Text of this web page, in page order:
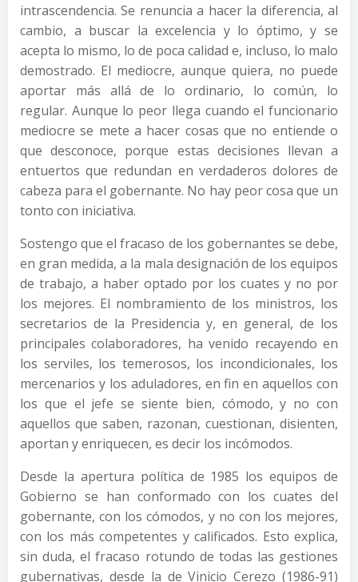
intrascendencia. Se renuncia a hacer la diferencia, al
cambio, a buscar la excelencia y lo óptimo, y se
acepta lo mismo, lo de poca calidad e, incluso, lo malo
demostrado. El mediocre, aunque quiera, no puede
aportar más allá de lo ordinario, lo común, lo
regular. Aunque lo peor llega cuando el funcionario
mediocre se mete a hacer cosas que no entiende o
que desconoce, porque estas decisiones llevan a
entuertos que redundan en verdaderos dolores de
cabeza para el gobernante. No hay peor cosa que un
tonto con iniciativa.
Sostengo que el fracaso de los gobernantes se debe,
en gran medida, a la mala designación de los equipos
de trabajo, a haber optado por los cuates y no por
los mejores. El nombramiento de los ministros, los
secretarios de la Presidencia y, en general, de los
principales colaboradores, ha venido recayendo en
los serviles, los temerosos, los incondicionales, los
mercenarios y los aduladores, en fin en aquellos con
los que el jefe se siente bien, cómodo, y no con
aquellos que saben, razonan, cuestionan, disienten,
aportan y enriquecen, es decir los incómodos.
Desde la apertura política de 1985 los equipos de
Gobierno se han conformado con los cuates del
gobernante, con los cómodos, y no con los mejores,
con los más competentes y calificados. Esto explica,
sin duda, el fracaso rotundo de todas las gestiones
gubernativas, desde la de Vinicio Cerezo (1986-91)